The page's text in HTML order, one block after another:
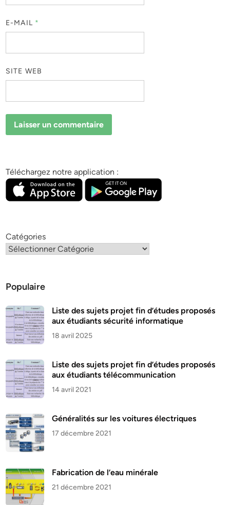
E-MAIL *
SITE WEB
Téléchargez notre application :
Catégories
Populaire
Liste des sujets projet fin d’études proposés
aux étudiants sécurité informatique
18 avril 2025
Liste des sujets projet fin d’études proposés
aux étudiants télécommunication
14 avril 2021
Généralités sur les voitures électriques
17 décembre 2021
Fabrication de l’eau minérale
21 décembre 2021